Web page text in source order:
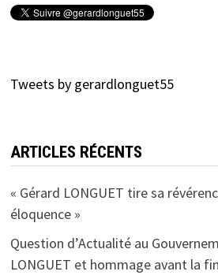
Tweets by gerardlonguet55
ARTICLES RÉCENTS
« Gérard LONGUET tire sa
éloquence »
Question d’Actualité au
LONGUET et hommage avant la